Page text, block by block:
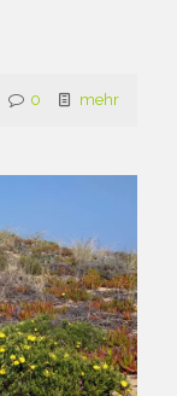
0 mehr